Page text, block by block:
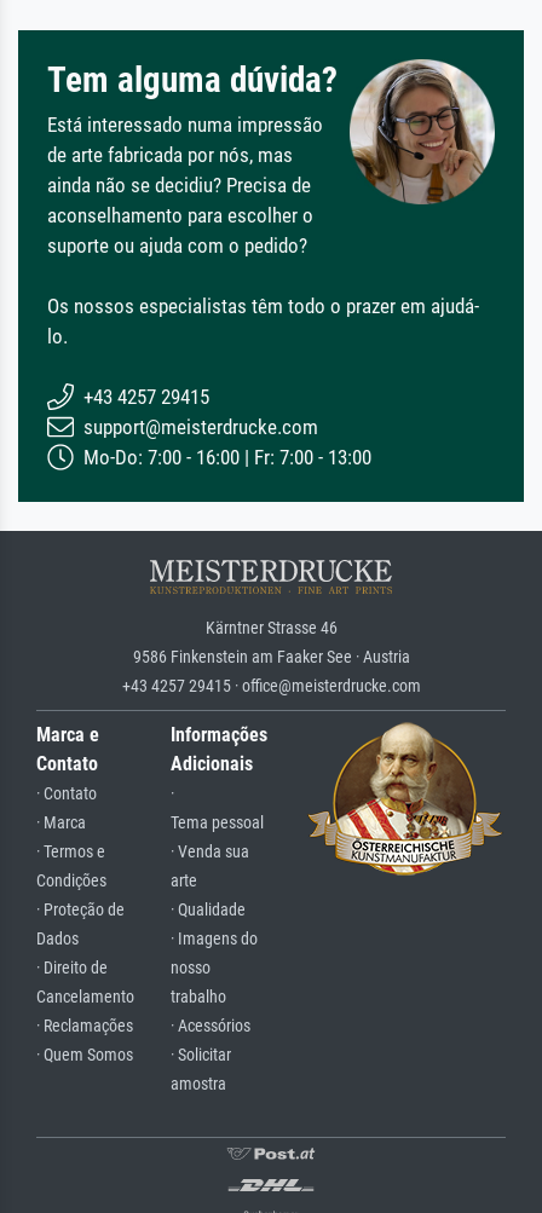
Tem alguma dúvida?
Está interessado numa impressão
de arte fabricada por nós, mas
ainda não se decidiu? Precisa de
aconselhamento para escolher o
suporte ou ajuda com o pedido?
Os nossos especialistas têm todo o prazer em ajudá-
lo.
+43 4257 29415
support@meisterdrucke.com
Mo-Do: 7:00 - 16:00 | Fr: 7:00 - 13:00
Kärntner Strasse 46
9586 Finkenstein am Faaker See · Austria
+43 4257 29415 · office@meisterdrucke.com
Marca e
Contato
· Contato
· Marca
· Termos e
Condições
· Proteção de
Dados
· Direito de
Cancelamento
· Reclamações
· Quem Somos
Informações
Adicionais
·
Tema pessoal
· Venda sua
arte
· Qualidade
· Imagens do
nosso
trabalho
· Acessórios
· Solicitar
amostra